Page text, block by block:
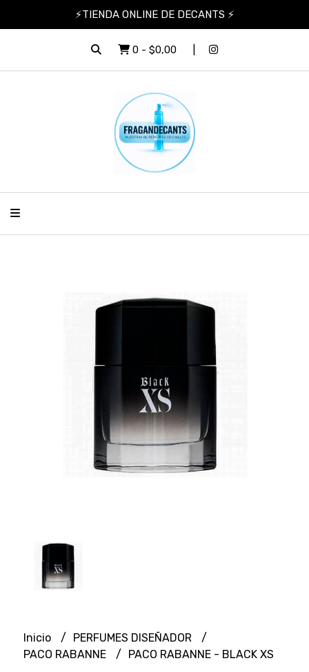
⚡TIENDA ONLINE DE DECANTS ⚡
0 - $0,00
Inicio
PERFUMES DISEÑADOR
PACO RABANNE
PACO RABANNE - BLACK XS